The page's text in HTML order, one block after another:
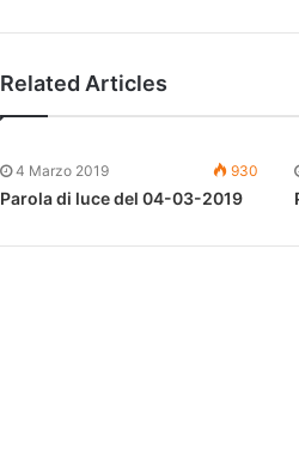
Related Articles
4 Marzo 2019 930
Parola di luce del 04-03-2019